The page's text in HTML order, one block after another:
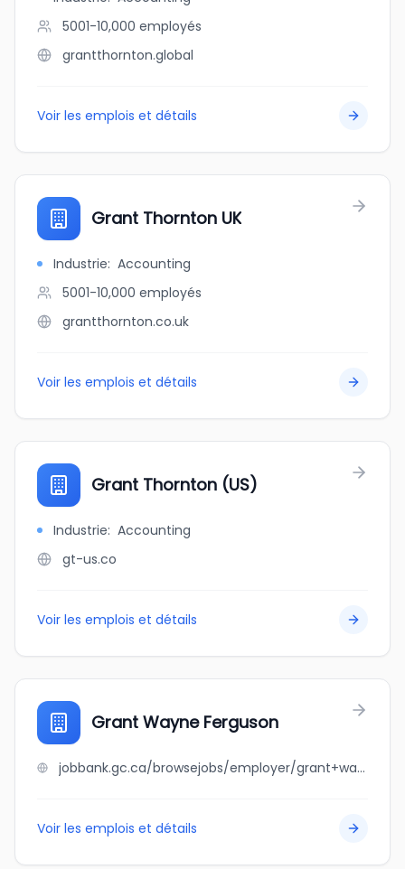
5001-10,000 employés
grantthornton.global
Voir les emplois et détails
Grant Thornton UK
Industrie: Accounting
5001-10,000 employés
grantthornton.co.uk
Voir les emplois et détails
Grant Thornton (US)
Industrie: Accounting
gt-us.co
Voir les emplois et détails
Grant Wayne Ferguson
jobbank.gc.ca/browsejobs/employer/grant+wayne+ferguson/ca
Voir les emplois et détails